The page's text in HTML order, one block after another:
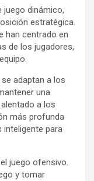
juego dinámico,
estratégica.
han centrado en
de los jugadores,
adaptan a los
una
a los
más profunda
inteligente para
juego ofensivo.
y tomar